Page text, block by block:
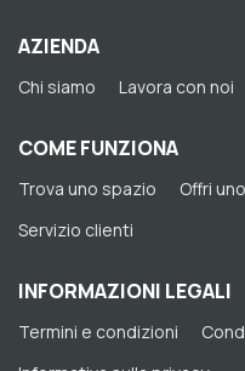
AZIENDA
Chi siamo Lavora con noi
COME FUNZIONA
Trova uno spazio Offri
Servizio clienti
INFORMAZIONI LEGALI
Termini e condizioni